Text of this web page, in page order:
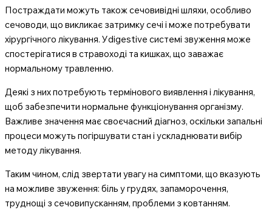
Постраждати можуть також сечовивідні шляхи, особливо
сечоводи, що викликає затримку сечі і може потребувати
хірургічного лікування. Уdigestive системі звуження може
спостерігатися в стравоході та кишках, що заважає
нормальному травленню.
Деякі з них потребують термінового виявлення і лікування,
щоб забезпечити нормальне функціонування організму.
Важливе значення має своєчасний діагноз, оскільки запальні
процеси можуть погіршувати стан і ускладнювати вибір
методу лікування.
Таким чином, слід звертати увагу на симптоми, що вказують
на можливе звуження: біль у грудях, запаморочення,
труднощі з сечовипусканням, проблеми з ковтанням.